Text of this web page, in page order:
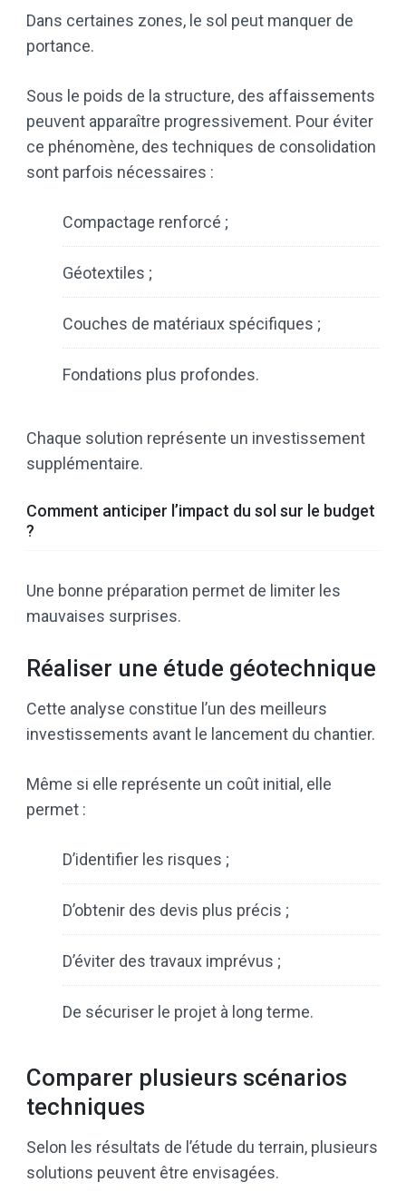
Dans certaines zones, le sol peut manquer de
portance.
Sous le poids de la structure, des affaissements
peuvent apparaître progressivement. Pour éviter
ce phénomène, des techniques de consolidation
sont parfois nécessaires :
Compactage renforcé ;
Géotextiles ;
Couches de matériaux spécifiques ;
Fondations plus profondes.
Chaque solution représente un investissement
supplémentaire.
Comment anticiper l’impact du sol sur le budget
?
Une bonne préparation permet de limiter les
mauvaises surprises.
Réaliser une étude géotechnique
Cette analyse constitue l’un des meilleurs
investissements avant le lancement du chantier.
Même si elle représente un coût initial, elle
permet :
D’identifier les risques ;
D’obtenir des devis plus précis ;
D’éviter des travaux imprévus ;
De sécuriser le projet à long terme.
Comparer plusieurs scénarios
techniques
Selon les résultats de l’étude du terrain, plusieurs
solutions peuvent être envisagées.